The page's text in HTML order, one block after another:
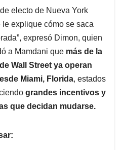
electo de Nueva York
le explique cómo se saca
expresó Dimon, quien
a Mamdani que más de la
Wall Street ya operan
Miami, Florida, estados
grandes incentivos y
que decidan mudarse.